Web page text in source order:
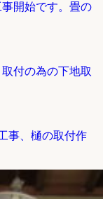
開始です。畳の
付の為の下地取
事、樋の取付作